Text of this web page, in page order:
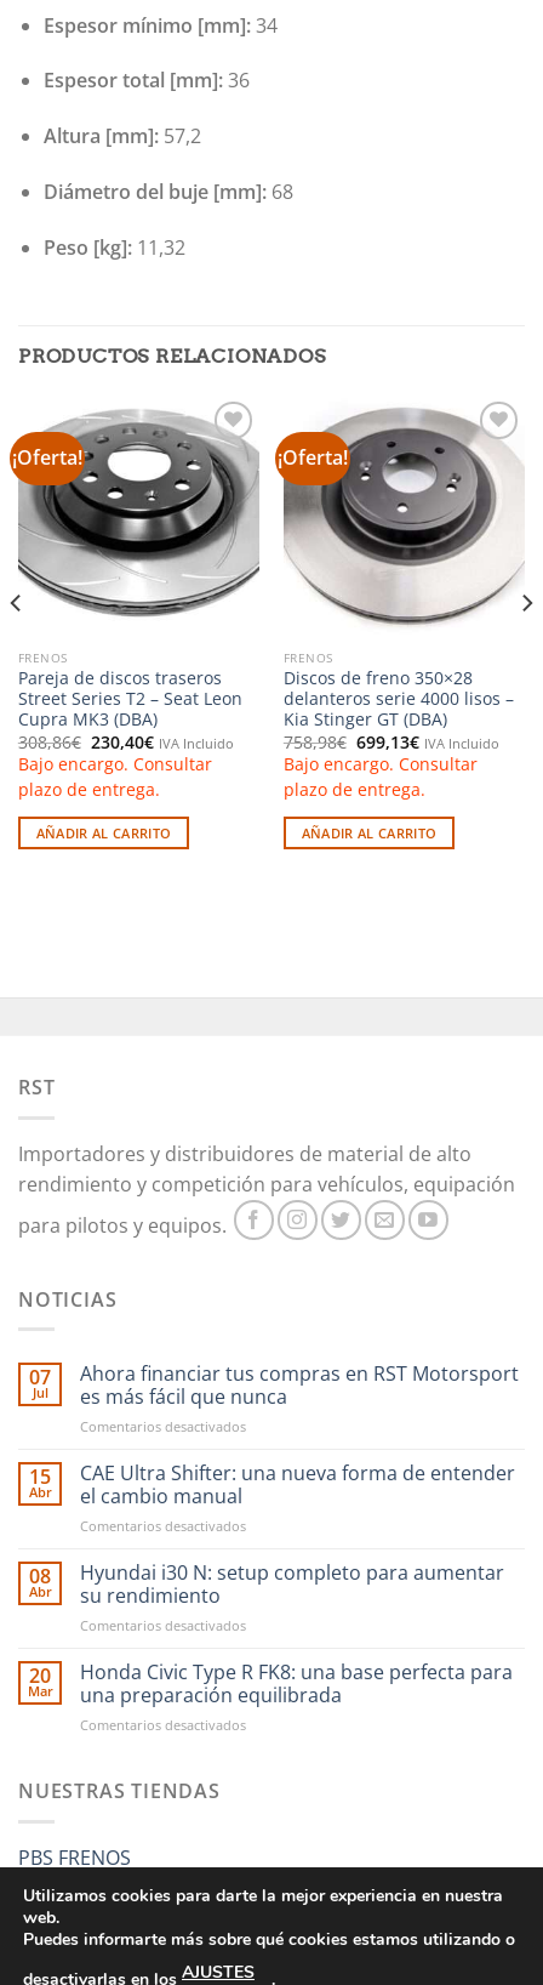
Espesor mínimo [mm]:34
Espesor total [mm]:36
Altura [mm]:57,2
Diámetro del buje [mm]:68
Peso [kg]:11,32
PRODUCTOS RELACIONADOS
¡Oferta!
Añadir
a la
lista de
deseos
FRENOS
Pareja de discos traseros
Street Series T2 – Seat Leon
Cupra MK3 (DBA)
308,86€ El
precio
original
era:
308,86€.
230,40€El
precio
actual
es:
230,40€.
IVA Incluido
Bajo encargo. Consultar
plazo de entrega.
AÑADIR AL CARRITO
¡Oferta!
Añadir
a la
lista de
deseos
FRENOS
Discos de freno 350×28
delanteros serie 4000 lisos –
Kia Stinger GT (DBA)
758,98€ El
precio
original
era:
758,98€.
699,13€El
precio
actual
es:
699,13€.
IVA Incluido
Bajo encargo. Consultar
plazo de entrega.
AÑADIR AL CARRITO
RST
Importadores y distribuidores de material de alto
rendimiento y competición para vehículos, equipación
para pilotos y equipos.
NOTICIAS
07
Jul
Ahora financiar tus compras en RST Motorsport
es más fácil que nunca
Comentarios desactivadosen
financiar
en
Motorsport
fácil
nunca
15
Abr
CAE Ultra Shifter: una nueva forma de entender
el cambio manual
Comentarios desactivadosen
Ultra
Shifter:
nueva
de
entender
cambio
08
Abr
Hyundai i30 N: setup completo para aumentar
su rendimiento
Comentarios desactivadosen
i30
setup
completo
20
Mar
Honda Civic Type R FK8: una base perfecta para
una preparación equilibrada
Comentarios desactivadosen
base
perfecta
preparación
equilibrada
NUESTRAS TIENDAS
PBS FRENOS
Utilizamos cookies para darte la mejor experiencia en nuestra
web.
Puedes informarte más sobre qué cookies estamos utilizando o
desactivarlas en los AJUSTES .